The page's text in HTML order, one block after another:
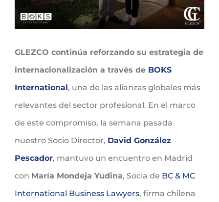
GLEZCO continúa reforzando su estrategia de
internacionalización a través de BOKS
International, una de las alianzas globales más
relevantes del sector profesional. En el marco
de este compromiso, la semana pasada
nuestro Socio Director, David González
Pescador, mantuvo un encuentro en Madrid
con María Mondeja Yudina, Socia de BC & MC
International Business Lawyers, firma chilena